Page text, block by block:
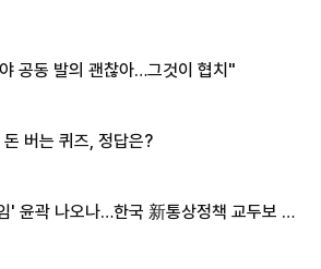
공동 발의 괜찮아…그것이 협치"
버는 퀴즈, 정답은?
' 윤곽 나오나…한국 新통상정책 교두보 활